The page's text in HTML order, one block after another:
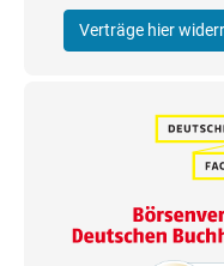
Verträge hier